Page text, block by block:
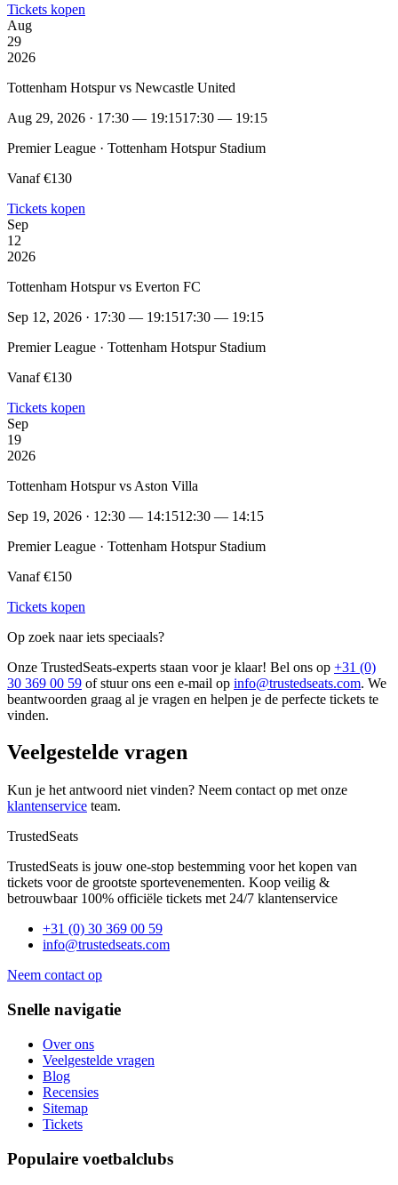
Tickets kopen
Aug
29
2026
Tottenham Hotspur vs Newcastle United
Aug 29, 2026 · 17:30 — 19:1517:30 — 19:15
Premier League · Tottenham Hotspur Stadium
Vanaf €130
Tickets kopen
Sep
12
2026
Tottenham Hotspur vs Everton FC
Sep 12, 2026 · 17:30 — 19:1517:30 — 19:15
Premier League · Tottenham Hotspur Stadium
Vanaf €130
Tickets kopen
Sep
19
2026
Tottenham Hotspur vs Aston Villa
Sep 19, 2026 · 12:30 — 14:1512:30 — 14:15
Premier League · Tottenham Hotspur Stadium
Vanaf €150
Tickets kopen
Op zoek naar iets speciaals?
Onze TrustedSeats-experts staan voor je klaar! Bel ons op +31 (0)
30 369 00 59 of stuur ons een e-mail op info@trustedseats.com. We
beantwoorden graag al je vragen en helpen je de perfecte tickets te
vinden.
Veelgestelde vragen
Kun je het antwoord niet vinden? Neem contact op met onze
klantenservice team.
TrustedSeats
TrustedSeats is jouw one-stop bestemming voor het kopen van
tickets voor de grootste sportevenementen. Koop veilig &
betrouwbaar 100% officiële tickets met 24/7 klantenservice
+31 (0) 30 369 00 59
info@trustedseats.com
Neem contact op
Snelle navigatie
Over ons
Veelgestelde vragen
Blog
Recensies
Sitemap
Tickets
Populaire voetbalclubs